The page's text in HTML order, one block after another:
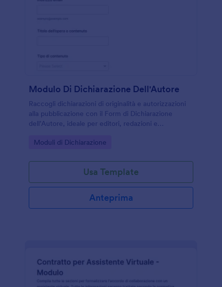
Modulo Di Dichiarazione Dell'Autore
Raccogli dichiarazioni di originalità e autorizzazioni
alla pubblicazione con il Form di Dichiarazione
dell’Autore, ideale per editori, redazioni e
la raccolta dati online.
Go to Category:
Moduli di Dichiarazione
Usa Template
Anteprima